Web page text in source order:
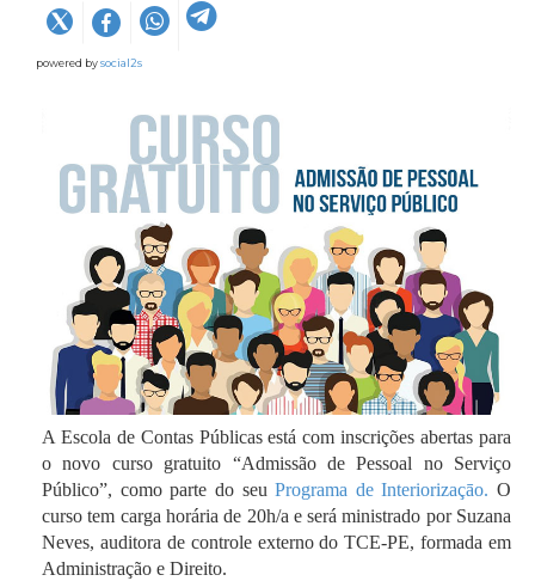
powered bysocial2s
A Escola de Contas Públicas está com inscrições abertas para
o novo curso gratuito “Admissão de Pessoal no Serviço
Público”, como parte do seuPrograma de Interiorizaçāo. O
curso tem carga horária de 20h/a e será ministrado por Suzana
Neves, auditora de controle externo do TCE-PE, formada em
Administração e Direito.